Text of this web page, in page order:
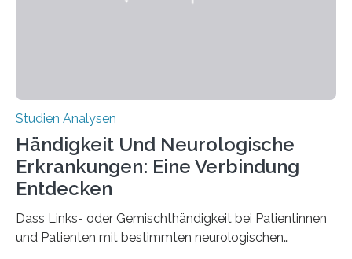
Studien Analysen
Händigkeit Und Neurologische
Erkrankungen: Eine Verbindung
Entdecken
Dass Links- oder Gemischthändigkeit bei Patientinnen
und Patienten mit bestimmten neurologischen